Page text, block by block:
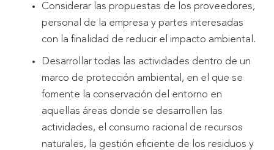
Considerar las propuestas de los proveedores,
personal de la empresa y partes interesadas
con la finalidad de reducir el impacto ambiental.
Desarrollar todas las actividades dentro de un
marco de protección ambiental, en el que se
fomente la conservación del entorno en
aquellas áreas donde se desarrollen las
actividades, el consumo racional de recursos
naturales, la gestión eficiente de los residuos y